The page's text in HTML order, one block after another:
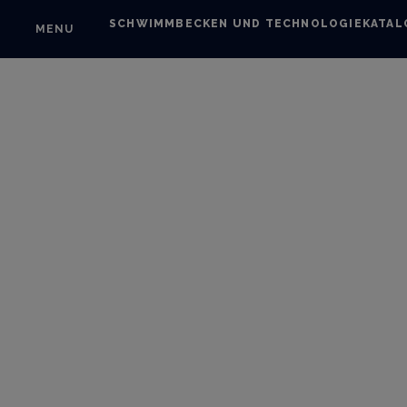
MENU SCHWIMMBECKEN UND TECHNOLOGIE